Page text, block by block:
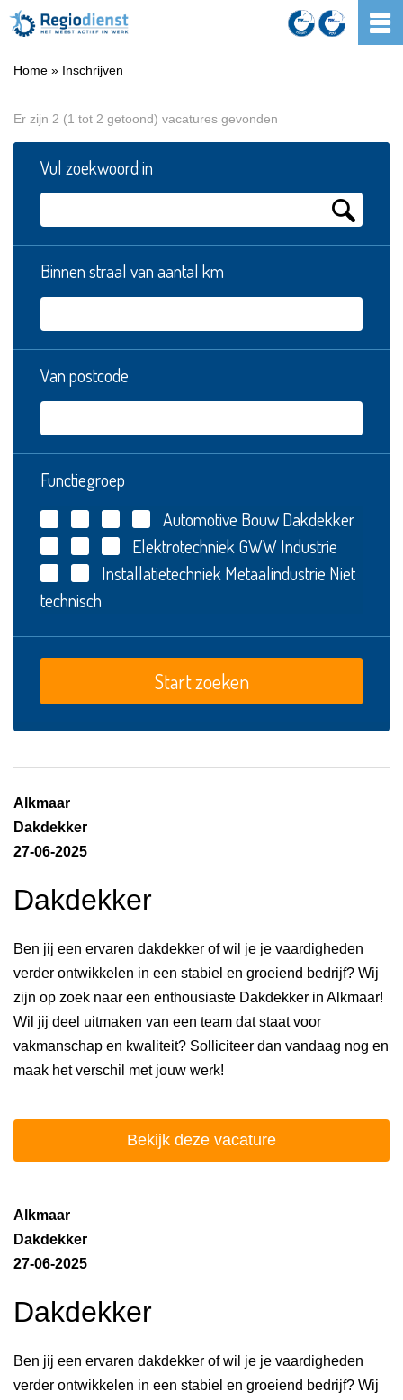
Home » Inschrijven
Er zijn 2 (1 tot 2 getoond) vacatures gevonden
Vul zoekwoord in
Binnen straal van aantal km
Van postcode
Functiegroep
Automotive BouwDakdekker
Elektrotechniek GWWIndustrie
Installatietechniek Metaalindustrie Niet
technisch
Alkmaar
Dakdekker
27-06-2025
Dakdekker
Ben jij een ervaren dakdekker of wil je je vaardigheden
verder ontwikkelen in een stabiel en groeiend bedrijf? Wij
zijn op zoek naar een enthousiaste Dakdekker in Alkmaar!
Wil jij deel uitmaken van een team dat staat voor
vakmanschap en kwaliteit? Solliciteer dan vandaag nog en
maak het verschil met jouw werk!
Bekijk deze vacature
Alkmaar
Dakdekker
27-06-2025
Dakdekker
Ben jij een ervaren dakdekker of wil je je vaardigheden
verder ontwikkelen in een stabiel en groeiend bedrijf? Wij